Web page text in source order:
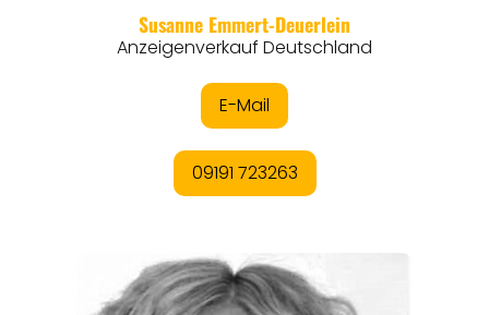
REGIONEN
ORTE